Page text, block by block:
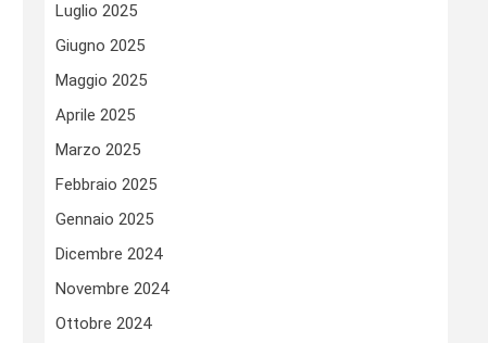
Luglio 2025
Giugno 2025
Maggio 2025
Aprile 2025
Marzo 2025
Febbraio 2025
Gennaio 2025
Dicembre 2024
Novembre 2024
Ottobre 2024